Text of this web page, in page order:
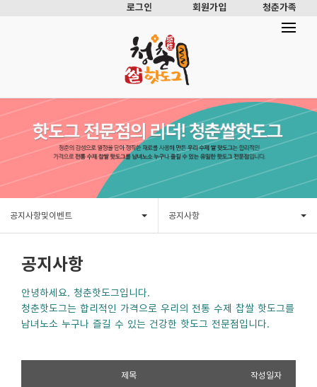
로그인 회원가입 청춘가족
공지사항및이벤트 공지사항
공지사항
안녕하세요. 청춘핫도그입니다.
청춘핫도그는 합리적인 가격으로 우리의 전통 수제 찹쌀 핫도그를
남녀노소 누구나 즐길 수 있는 건강한 핫도그 전문점입니다.
제목 작성일자